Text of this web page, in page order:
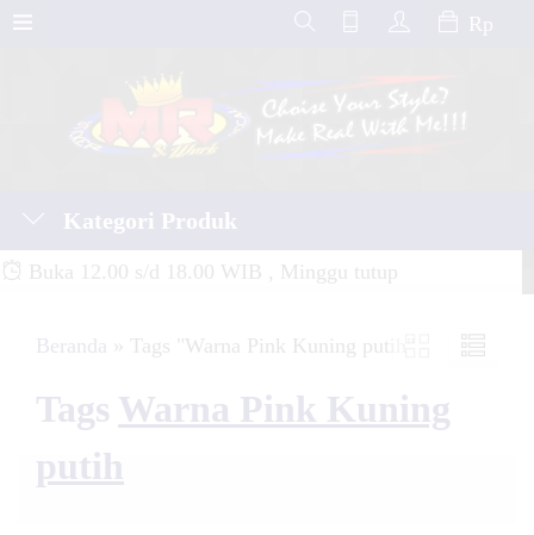
Rp
Kategori Produk
Buka 12.00 s/d 18.00 WIB , Minggu tutup
Beranda » Tags "Warna Pink Kuning putih"
Tags Warna Pink Kuning
putih